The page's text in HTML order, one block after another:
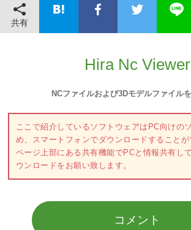
共有
Hira Nc Viewer
NCファイルおよび3Dモデルファイル
ここで紹介しているソフトウェアはPC向けの
め、スマートフォンでダウンロードすることが
ページ上部にある共有機能でPCと情報共有し
ウンロードをお願い致します。
コメント